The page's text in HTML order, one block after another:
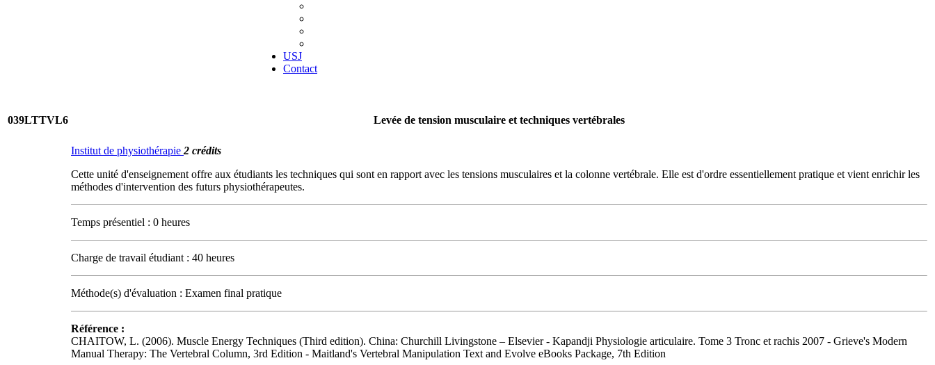
USJ
Contact
039LTTVL6 Levée de tension musculaire et techniques vertébrales
Institut de physiothérapie 2 crédits
Cette unité d'enseignement offre aux étudiants les techniques qui sont en rapport avec les tensions musculaires et la colonne vertébrale. Elle est d'ordre essentiellement pratique et vient enrichir les
méthodes d'intervention des futurs physiothérapeutes.
Temps présentiel : 0 heures
Charge de travail étudiant : 40 heures
Méthode(s) d'évaluation : Examen final pratique
Référence :
CHAITOW, L. (2006). Muscle Energy Techniques (Third edition). China: Churchill Livingstone – Elsevier - Kapandji Physiologie articulaire. Tome 3 Tronc et rachis 2007 - Grieve's Modern
Manual Therapy: The Vertebral Column, 3rd Edition - Maitland's Vertebral Manipulation Text and Evolve eBooks Package, 7th Edition